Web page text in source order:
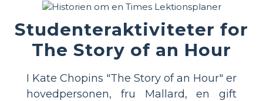
Studenteraktiviteter for
The Story of an Hour
I Kate Chopins "The Story of an Hour" er
hovedpersonen, fru Mallard, en gift